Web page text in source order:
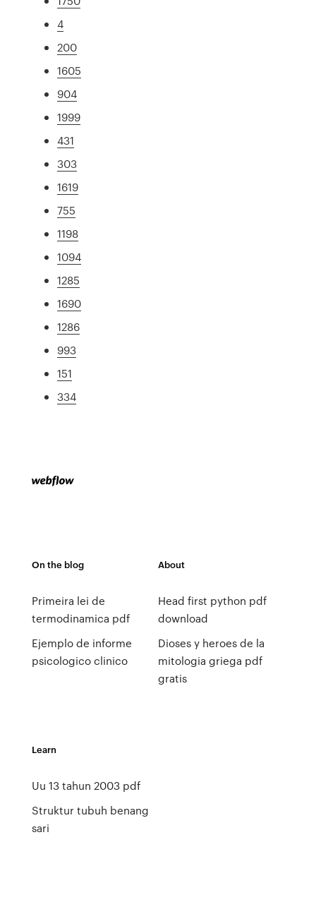
4
200
1605
904
1999
431
303
1619
755
1198
1094
1285
1690
1286
993
151
334
On the blog
Primeira lei de
termodinamica pdf
Ejemplo de informe
psicologico clinico
About
Head first python pdf
download
Dioses y heroes de la
mitologia griega pdf
gratis
Learn
Uu 13 tahun 2003 pdf
Struktur tubuh benang
sari